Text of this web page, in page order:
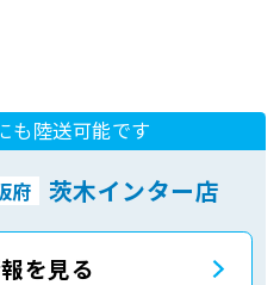
も陸送可能です
府 茨木インター店
を見る